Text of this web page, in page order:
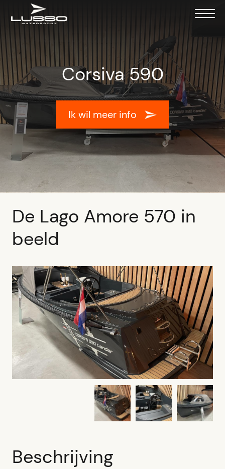
Corsiva 590
Ik wil meer info
De Lago Amore 570 in
beeld
Beschrijving